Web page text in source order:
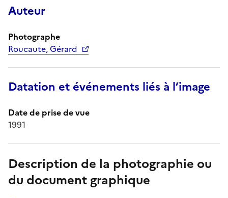
Auteur
Photographe
Roucaute, Gérard
Datation et événements liés à l’image
Date de prise de vue
1991
Description de la photographie ou
du document graphique